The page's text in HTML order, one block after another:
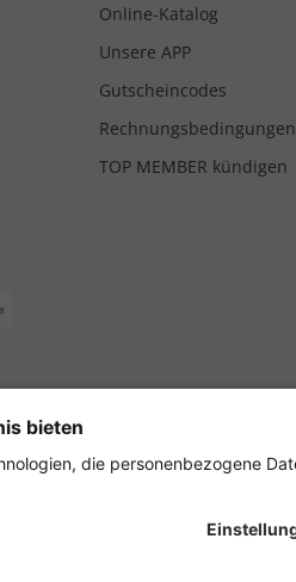
Online-Katalog
Unsere APP
Gutscheincodes
Rechnungsbedingungen
TOP MEMBER kündigen